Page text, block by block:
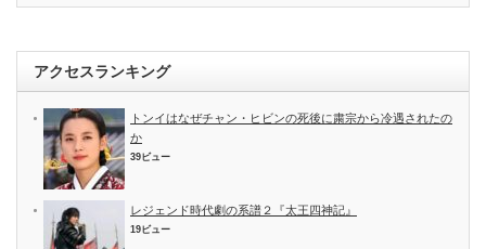
アクセスランキング
トンイはなぜチャン・ヒビンの死後に粛宗から冷遇されたの
か
39ビュー
レジェンド時代劇の系譜２『太王四神記』
19ビュー